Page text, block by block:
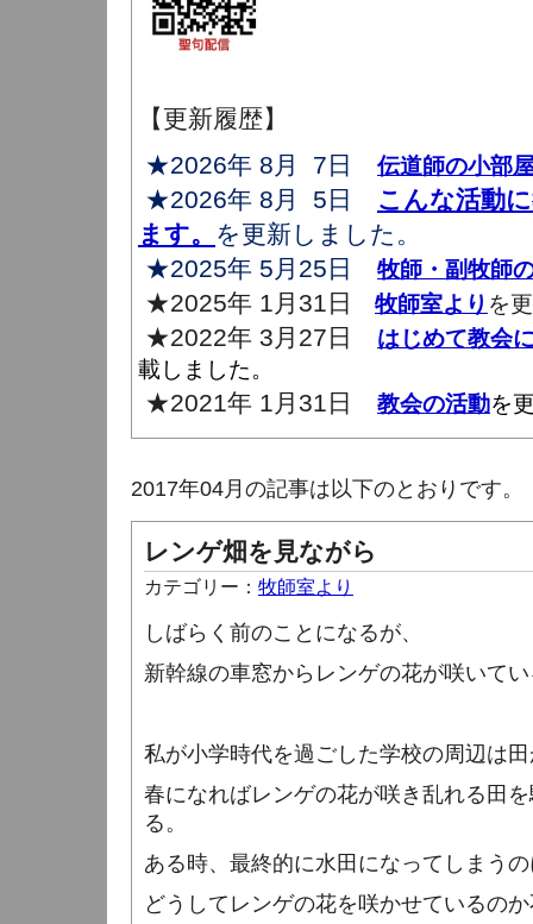
【更新履歴】
★2026年 8月 7日 伝道師の小部
★2026年 8月 5日 こんな活動
ます。 を更新しました。
★2025年 5月25日 牧師・副牧師
★2025年 1月31日 牧師室より を
★2022年 3月27日
はじめて教会
載しました。
★2021年 1月31日 教会の活動を
2017年04月の記事は以下のとおりです。
レンゲ畑を見ながら
カテゴリー： 牧師室より
しばらく前のことになるが、
新幹線の車窓からレンゲの花が咲いて
私が小学時代を過ごした学校の周辺は
春になればレンゲの花が咲き乱れる田
る。
ある時、最終的に水田になってしまう
どうしてレンゲの花を咲かせているの